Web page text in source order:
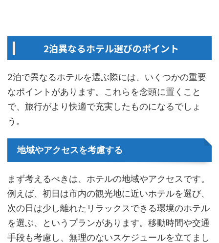
2泊異なるホテル選びのポイント
2泊で異なるホテルを選ぶ際には、いくつかの重要
なポイントがあります。これらを念頭に置くこと
で、旅行がより快適で充実したものになるでしょ
う。
地域やアクセスを考慮する
まず考えるべきは、ホテルの地域やアクセスです。
例えば、初日は市内の観光地に近いホテルを選び、
次の日は少し離れたリラックスできる環境のホテル
を選ぶ、というプランがあります。移動時間や交通
手段も考慮し、無理のないスケジュールを立てまし